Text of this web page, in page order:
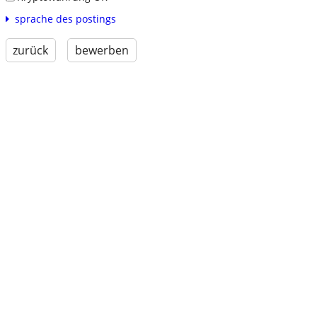
sprache des postings
zurück bewerben